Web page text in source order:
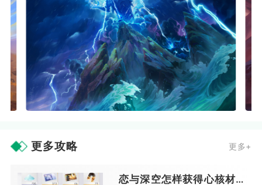
更多攻略 更多+
恋与深空怎样获得心核材料